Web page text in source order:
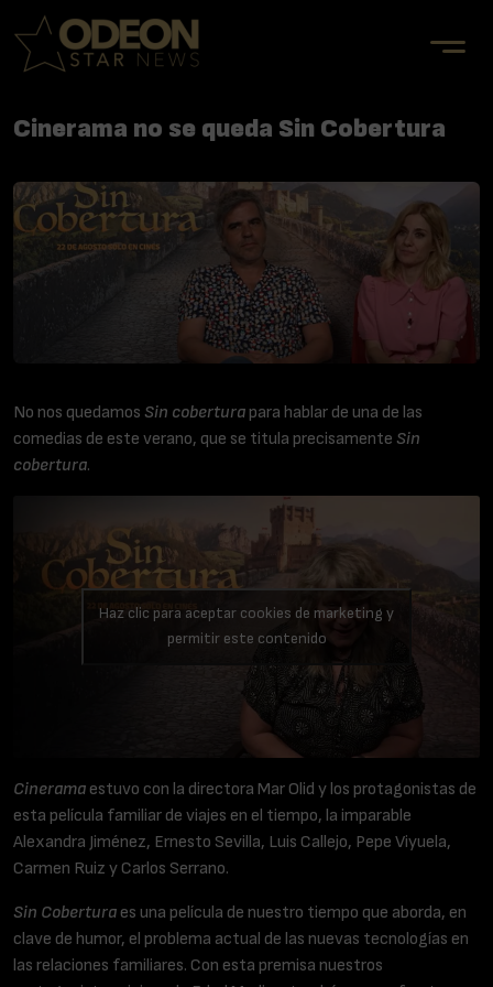
Cinerama no se queda Sin Cobertura
No nos quedamos Sin coberturapara hablar de una de las
comedias de este verano, que se titula precisamente Sin
cobertura.
Haz clic para aceptar cookies de marketing y
permitir este contenido
Cinerama estuvo con la directora Mar Olid y los protagonistas de
esta película familiar de viajes en el tiempo, la imparable
Alexandra Jiménez, Ernesto Sevilla, Luis Callejo, Pepe Viyuela,
Carmen Ruiz y Carlos Serrano.
Sin Cobertura es una película de nuestro tiempo que aborda, en
clave de humor, el problema actual de las nuevas tecnologías en
las relaciones familiares. Con esta premisa nuestros